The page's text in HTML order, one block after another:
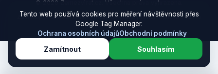
© 2026 Zemezvirat.cz. Všechna práva vyhrazena.
Za nákup přes naše odkazy můžeme získat provizi. Cenu pro vás to
neovlivní.
Tento web používá cookies pro měření návštěvnosti přes
Google Tag Manager.
Ochrana osobních údajůObchodní podmínky
Zamítnout Souhlasím